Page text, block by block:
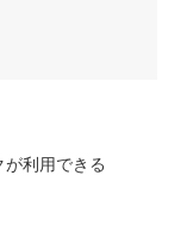
利用できる